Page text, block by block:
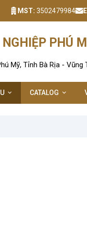
MST: 3502479984
PHÚ
Mỹ, Tỉnh Bà Rịa - Vũng
CATALOG